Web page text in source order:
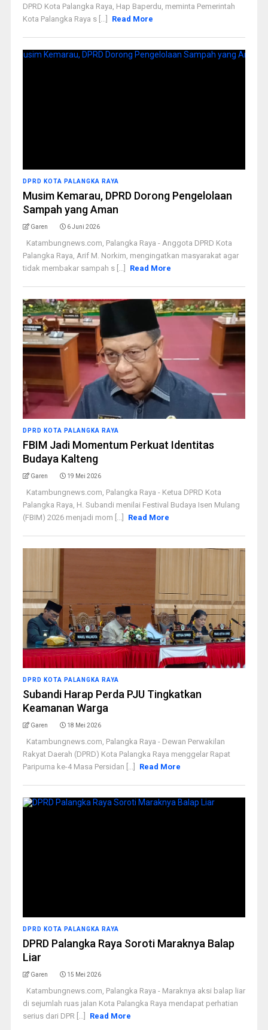
DPRD Kota Palangka Raya, Hap Baperdu, meminta Pemerintah
Kota Palangka Raya s [...]
Read More
DPRD KOTA PALANGKA RAYA
Musim Kemarau, DPRD Dorong Pengelolaan
Sampah yang Aman
Garen 6 Juni 2026
Katambungnews.com, Palangka Raya - Anggota DPRD Kota
Palangka Raya, Arif M. Norkim, mengingatkan masyarakat agar
tidak membakar sampah s [...]
Read More
DPRD KOTA PALANGKA RAYA
FBIM Jadi Momentum Perkuat Identitas
Budaya Kalteng
Garen 19 Mei 2026
Katambungnews.com, Palangka Raya - Ketua DPRD Kota
Palangka Raya, H. Subandi menilai Festival Budaya Isen Mulang
(FBIM) 2026 menjadi mom [...]
Read More
DPRD KOTA PALANGKA RAYA
Subandi Harap Perda PJU Tingkatkan
Keamanan Warga
Garen 18 Mei 2026
Katambungnews.com, Palangka Raya - Dewan Perwakilan
Rakyat Daerah (DPRD) Kota Palangka Raya menggelar Rapat
Paripurna ke-4 Masa Persidan [...]
Read More
DPRD KOTA PALANGKA RAYA
DPRD Palangka Raya Soroti Maraknya Balap
Liar
Garen 15 Mei 2026
Katambungnews.com, Palangka Raya - Maraknya aksi balap liar
di sejumlah ruas jalan Kota Palangka Raya mendapat perhatian
serius dari DPR [...]
Read More